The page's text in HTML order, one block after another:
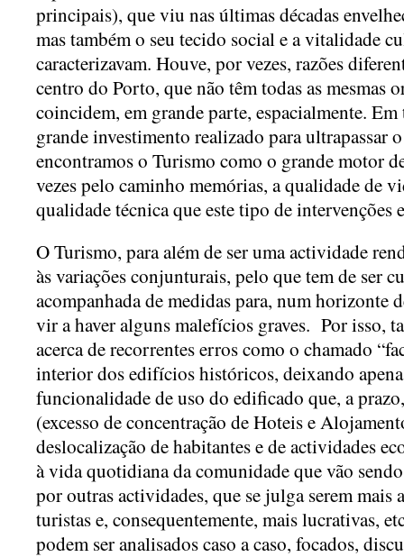
principais), que viu nas últimas décadas
mas também o seu tecido social e a vitalidade
caracterizavam. Houve, por vezes, razões
centro do Porto, que não têm todas as mesmas
coincidem, em grande parte, espacialmente. Em
grande investimento realizado para ultrapassar
encontramos o Turismo como o grande motor
vezes pelo caminho memórias, a qualidade de
qualidade técnica que este tipo de intervenções
O Turismo, para além de ser uma actividade
às variações conjunturais, pelo que tem de ser
acompanhada de medidas para, num horizonte
vir a haver alguns malefícios graves. Por isso,
acerca de recorrentes erros como o chamado
interior dos edifícios históricos, deixando
funcionalidade de uso do edificado que, a
(excesso de concentração de Hoteis e
deslocalização de habitantes e de actividades
à vida quotidiana da comunidade que vão
por outras actividades, que se julga serem mais
turistas e, consequentemente, mais lucrativas,
podem ser analisados caso a caso, focados,